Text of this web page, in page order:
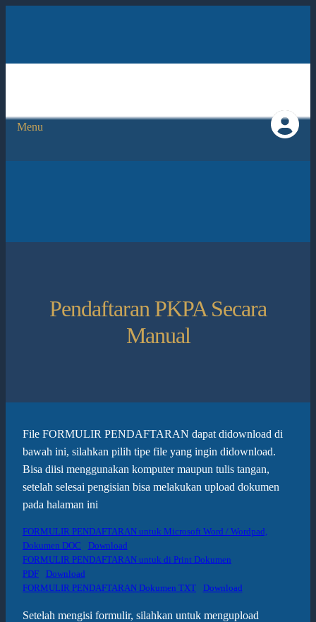
Menu
Pendaftaran PKPA Secara
Manual
File FORMULIR PENDAFTARAN dapat didownload di
bawah ini, silahkan pilih tipe file yang ingin didownload.
Bisa diisi menggunakan komputer maupun tulis tangan,
setelah selesai pengisian bisa melakukan upload dokumen
pada halaman ini
FORMULIR PENDAFTARAN untuk Microsoft Word / Wordpad,
Dokumen DOC
Download
FORMULIR PENDAFTARAN untuk di Print Dokumen
PDF
Download
FORMULIR PENDAFTARAN Dokumen TXT
Download
Setelah mengisi formulir, silahkan untuk mengupload